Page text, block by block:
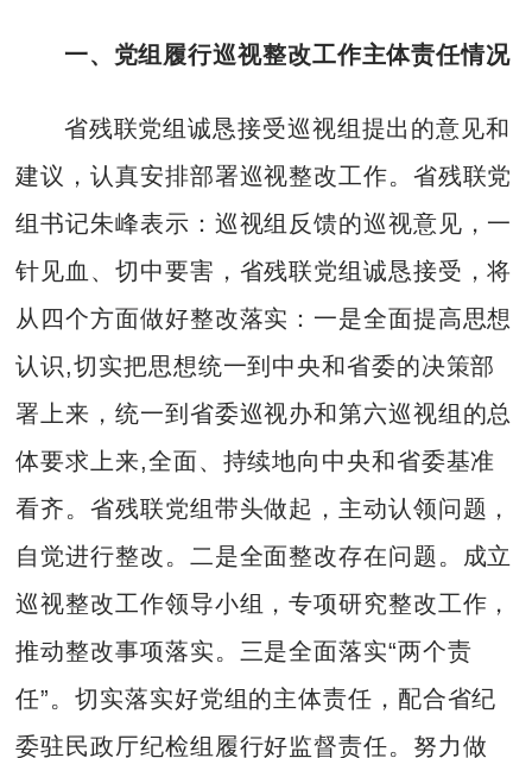
一、党组履行巡视整改工作主体责任情况
省残联党组诚恳接受巡视组提出的意见和
建议，认真安排部署巡视整改工作。省残联党
组书记朱峰表示：巡视组反馈的巡视意见，一
针见血、切中要害，省残联党组诚恳接受，将
从四个方面做好整改落实：一是全面提高思想
认识,切实把思想统一到中央和省委的决策部
署上来，统一到省委巡视办和第六巡视组的总
体要求上来,全面、持续地向中央和省委基准
看齐。省残联党组带头做起，主动认领问题，
自觉进行整改。二是全面整改存在问题。成立
巡视整改工作领导小组，专项研究整改工作，
推动整改事项落实。三是全面落实“两个责
任”。切实落实好党组的主体责任，配合省纪
委驻民政厅纪检组履行好监督责任。努力做